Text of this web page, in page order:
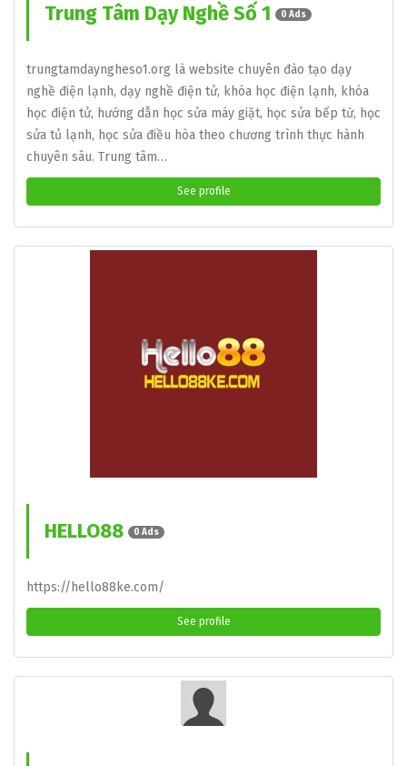
Trung Tâm Dạy Nghề Số 1 0 Ads
trungtamdayngheso1.org là website chuyên đào tạo dạy
nghề điện lạnh, dạy nghề điện tử, khóa học điện lạnh, khóa
học điện tử, hướng dẫn học sửa máy giặt, học sửa bếp từ, học
sửa tủ lạnh, học sửa điều hòa theo chương trình thực hành
chuyên sâu. Trung tâm…
See profile
HELLO88 0 Ads
https://hello88ke.com/
See profile